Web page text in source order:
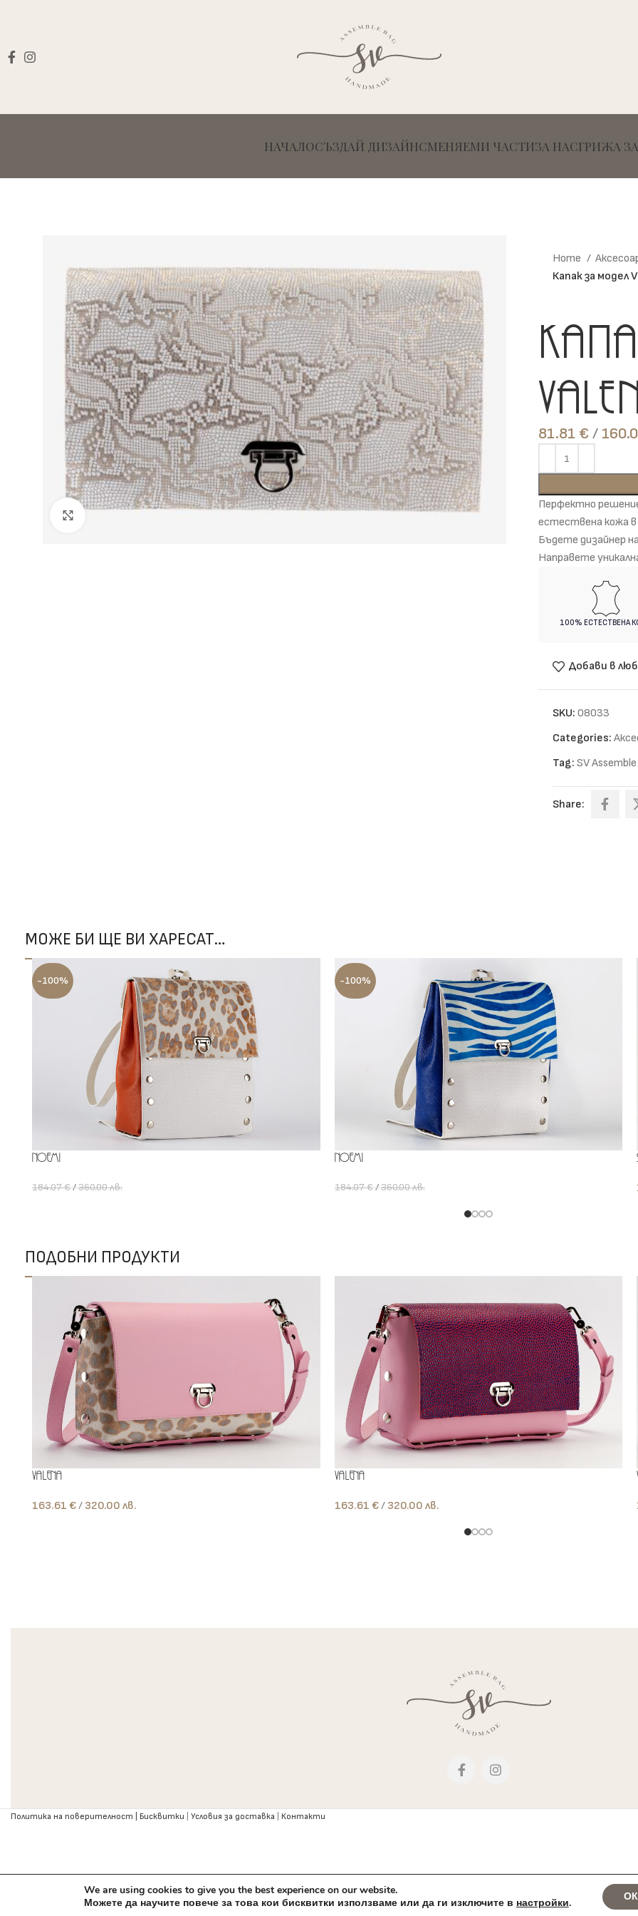
НАЧАЛОСЪЗДАЙ ДИЗАЙНСМЕНЯЕМИ ЧАСТИЗА НАСГРИЖА
Home
Капак за модел
81.81 €
Перфектно
естествена кожа в
Бъдете дизайнер
Направете
100% ЕСТЕСТВЕНА
Добави в
SKU: 08033
Categories:
Tag: SV
Share:
МОЖЕ БИ ЩЕ ВИ ХАРЕСАТ…
-100%
Noemi
184.07€/360.00лв.
-100%
Noemi
184.07€/360.00лв.
ПОДОБНИ ПРОДУКТИ
Valena
163.61€ лв.
Valena
163.61 € лв.
Политика на поверителност | Бисквитки Условия за доставка Контакти
We are using cookies to give you the best experience on our website.
Можете да научите повече за това кои бисквитки използваме или да ги изключите в настройки. ОК